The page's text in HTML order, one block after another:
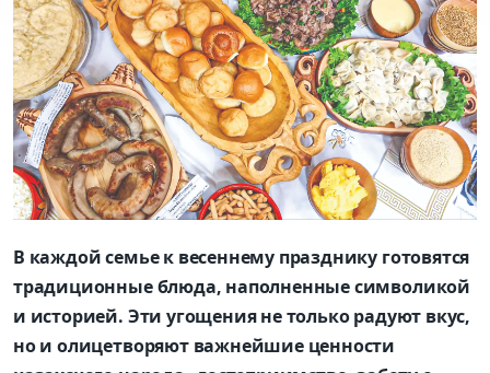
В каждой семье к весеннему празднику готовятся
традиционные блюда, наполненные символикой
и историей. Эти угощения не только радуют вкус,
но и олицетворяют важнейшие ценности